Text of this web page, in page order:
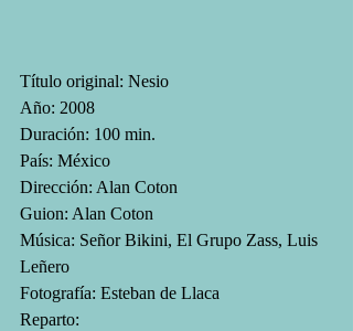
Título original: Nesio
Año: 2008
Duración: 100 min.
País: México
Dirección: Alan Coton
Guion: Alan Coton
Música: Señor Bikini, El Grupo Zass, Luis
Leñero
Fotografía: Esteban de Llaca
Reparto: